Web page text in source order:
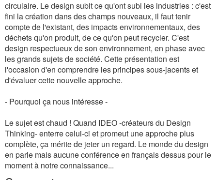
circulaire. Le design subit ce qu'ont subi les industries : c'est
fini la création dans des champs nouveaux, il faut tenir
compte de l'existant, des impacts environnementaux, des
déchets qu'on produit, de ce qu'on peut recycler. C'est
design respectueux de son environnement, en phase avec
les grands sujets de société. Cette présentation est
l'occasion d'en comprendre les principes sous-jacents et
d'évaluer cette nouvelle approche.
- Pourquoi ça nous intéresse -
Le sujet est chaud ! Quand IDEO -créateurs du Design
Thinking- enterre celui-ci et promeut une approche plus
complète, ça mérite de jeter un regard. Le monde du design
en parle mais aucune conférence en français dessus pour le
moment à notre connaissance...